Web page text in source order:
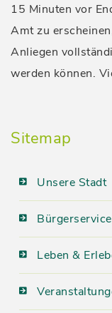
15 Minuten vor
Amt zu
Anliegen
werden können.
Sitemap
Unsere Stadt
Leben &